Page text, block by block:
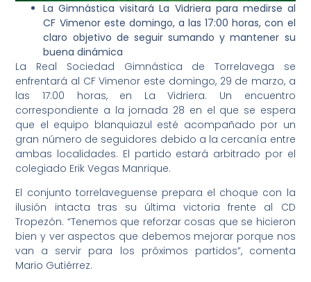
La Gimnástica visitará La Vidriera para medirse al
CF Vimenor este domingo, a las 17:00 horas, con el
claro objetivo de seguir sumando y mantener su
buena dinámica
La Real Sociedad Gimnástica de Torrelavega se
enfrentará al CF Vimenor este domingo, 29 de marzo, a
las 17:00 horas, en La Vidriera. Un encuentro
correspondiente a la jornada 28 en el que se espera
que el equipo blanquiazul esté acompañado por un
gran número de seguidores debido a la cercanía entre
ambas localidades. El partido estará arbitrado por el
colegiado Erik Vegas Manrique.
El conjunto torrelaveguense prepara el choque con la
ilusión intacta tras su última victoria frente al CD
Tropezón. “Tenemos que reforzar cosas que se hicieron
bien y ver aspectos que debemos mejorar porque nos
van a servir para los próximos partidos”, comenta
Mario Gutiérrez.